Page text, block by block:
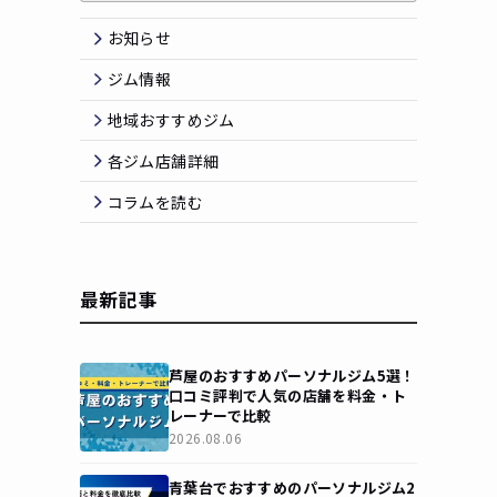
お知らせ
ジム情報
地域おすすめジム
各ジム店舗詳細
コラムを読む
最新記事
芦屋のおすすめパーソナルジム5選！
口コミ評判で人気の店舗を料金・ト
レーナーで比較
2026.08.06
青葉台でおすすめのパーソナルジム2